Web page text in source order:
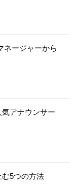
ネージャーから
アナウンサー
5つの方法